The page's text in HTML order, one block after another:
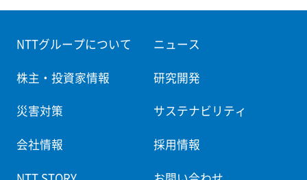
NTTグループについて ニュース
株主・投資家情報 研究開発
災害対策 サステナビリティ
会社情報 採用情報